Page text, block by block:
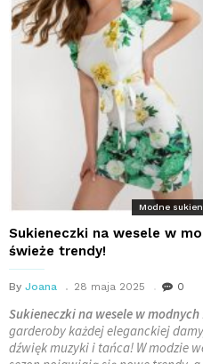
Modne
Sukieneczki na wesele w
świeże trendy!
By Joana 28 maja 2025 0
Sukieneczki na wesele w
garderoby każdej eleganckiej
dźwięk muzyki i tańca! W modzie